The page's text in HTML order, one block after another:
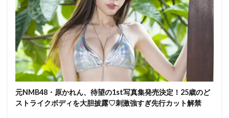
元NMB48・原かれん、待望の1st写真集発売決定！25歳のど
ストライクボディを大胆披露♡刺激強すぎ先行カット解禁